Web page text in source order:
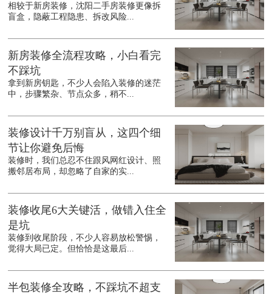
相较于新房装修，沈阳二手房装修更像拆
盲盒，隐蔽工程隐患、拆改风险...
新房装修全流程攻略，小白看完
不踩坑
拿到新房钥匙，不少人会陷入装修的迷茫
中，步骤繁杂、节点众多，稍不...
装修设计千万别盲从，这四个细
节让你避免后悔
装修时，我们总忍不住跟风网红设计、照
搬邻居布局，却忽略了自家的实...
装修收尾6大关键活，做错入住全
是坑
装修到收尾阶段，不少人容易放松警惕，
觉得大局已定。但恰恰是这最后...
半包装修全攻略，不踩坑不超支